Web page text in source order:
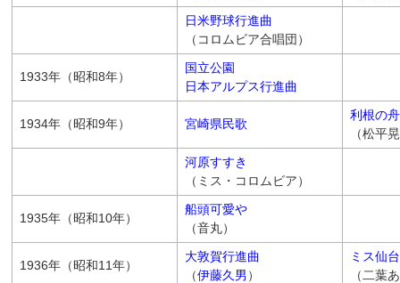
日米野球行進曲
（コロムビア合唱団）
1933年（昭和8年）
国立公園
日本アルプス行進曲
1934年（昭和9年） 宮崎県民歌
利根の
（松平
河原すすき
（ミス・コロムビア）
1935年（昭和10年）
船頭可愛や
（音丸）
1936年（昭和11年）
大敦賀行進曲
（伊藤久男 ）
ミス仙
（二葉